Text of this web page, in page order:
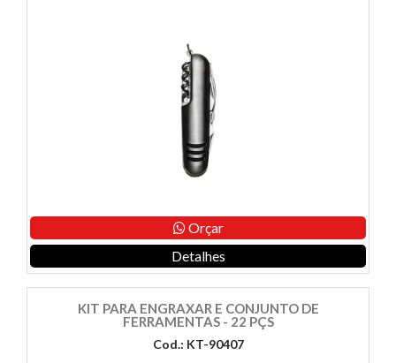
Orçar
Detalhes
KIT PARA ENGRAXAR E CONJUNTO DE
FERRAMENTAS - 22 PÇS
Cod.: KT-90407